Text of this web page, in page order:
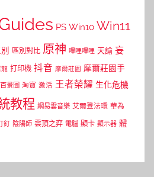
PS Win10 Win11
區別對比 原神 嗶哩嗶哩 天諭 妄
龍 打印機 抖音 摩爾莊園 摩爾莊園手
景圖 淘寶 激活 王者榮耀 生化危機
教程 網易雲音樂 艾爾登法環 華為
釘 陰陽師 雲頂之弈 電腦 顯卡 顯示器 體